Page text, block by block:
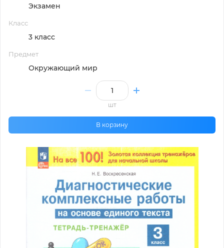
Экзамен
Класс
3 класс
Предмет
Окружающий мир
шт
В корзину